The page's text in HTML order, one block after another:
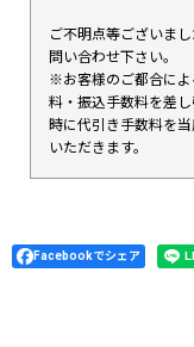
ご不明点等ございま
問い合わせ下さい。
※お客様のご都合によ
料・振込手数料を差
時に代引き手数料を
いただきます。
Facebookでシェア